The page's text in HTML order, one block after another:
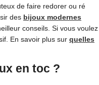
de faire redorer ou ré
des bijoux modernes
conseils. Si vous voulez
En savoir plus sur quelles
en toc ?